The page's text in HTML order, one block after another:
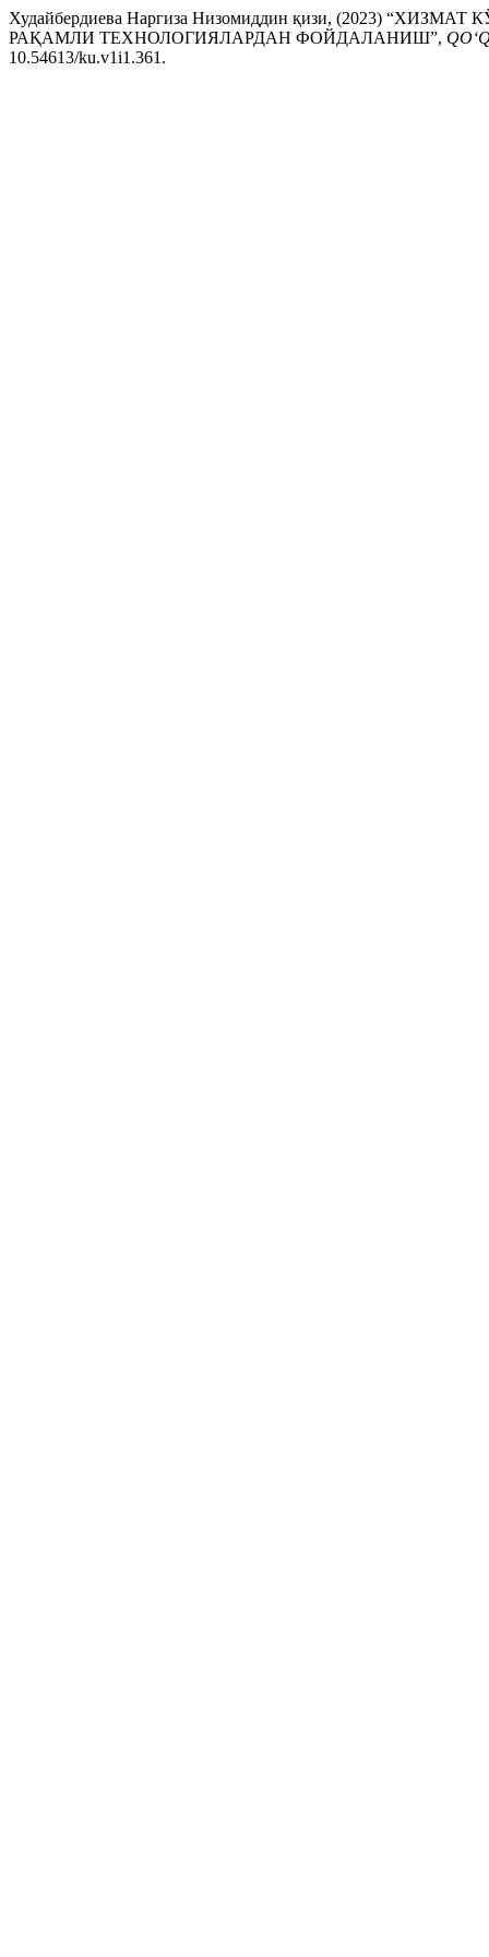
Худайбердиева Наргиза Низомиддин қизи, (2023)
РАҚАМЛИ ТЕХНОЛОГИЯЛАРДАН ФОЙДАЛАНИШ”,
10.54613/ku.v1i1.361.